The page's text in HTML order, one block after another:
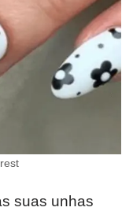
suas unhas